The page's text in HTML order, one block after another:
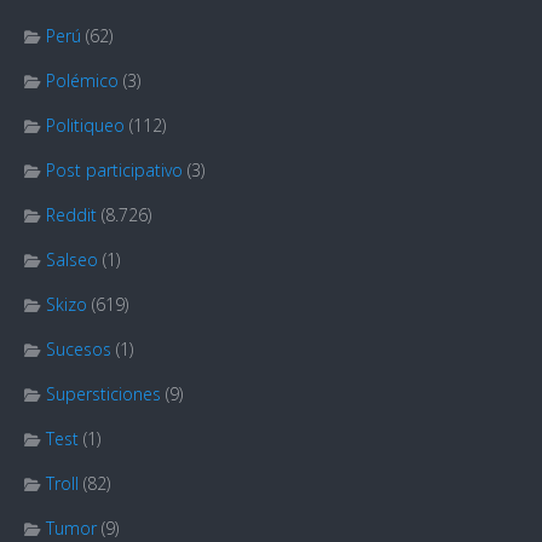
Perú (62)
Polémico (3)
Politiqueo (112)
Post participativo (3)
Reddit (8.726)
Salseo (1)
Skizo (619)
Sucesos (1)
Supersticiones (9)
Test (1)
Troll (82)
Tumor (9)